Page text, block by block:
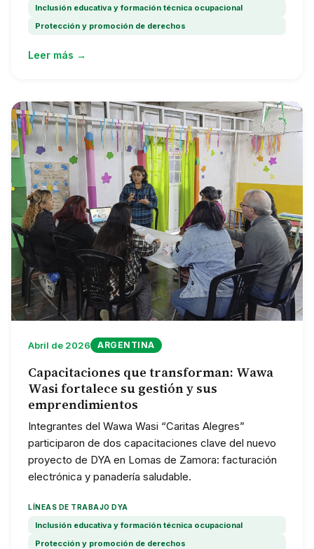
Inclusión educativa y formación técnica ocupacional
Protección y promoción de derechos
Leer más →
Abril de 2026 ARGENTINA
Capacitaciones que transforman: Wawa
Wasi fortalece su gestión y sus
emprendimientos
Integrantes del Wawa Wasi “Caritas Alegres”
participaron de dos capacitaciones clave del nuevo
proyecto de DYA en Lomas de Zamora: facturación
electrónica y panadería saludable.
LÍNEAS DE TRABAJO DYA
Inclusión educativa y formación técnica ocupacional
Protección y promoción de derechos